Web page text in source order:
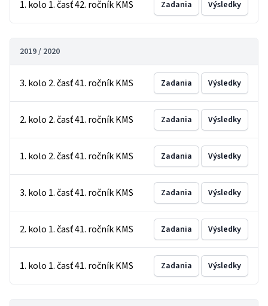
1. kolo 1. časť 42. ročník KMS Zadania Výsledky
2019 / 2020
3. kolo 2. časť 41. ročník KMS Zadania Výsledky
2. kolo 2. časť 41. ročník KMS Zadania Výsledky
1. kolo 2. časť 41. ročník KMS Zadania Výsledky
3. kolo 1. časť 41. ročník KMS Zadania Výsledky
2. kolo 1. časť 41. ročník KMS Zadania Výsledky
1. kolo 1. časť 41. ročník KMS Zadania Výsledky